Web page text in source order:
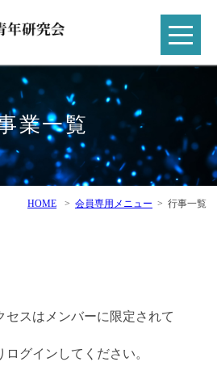
業一覧
HOME > 会員専用メニュー > 行事一覧
セスはメンバーに限定されて
ログインしてください。